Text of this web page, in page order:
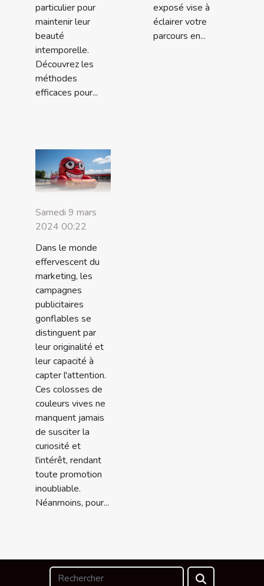
particulier pour
maintenir leur
beauté
intemporelle.
Découvrez les
méthodes
efficaces pour...
exposé vise à
éclairer votre
parcours en...
Samedi 9 mars
2024 00:22
Dans le monde
effervescent du
marketing, les
campagnes
publicitaires
gonflables se
distinguent par
leur originalité et
leur capacité à
capter l'attention.
Ces colosses de
couleurs vives ne
manquent jamais
de susciter la
curiosité et
l'intérêt, rendant
toute promotion
inoubliable.
Néanmoins, pour...